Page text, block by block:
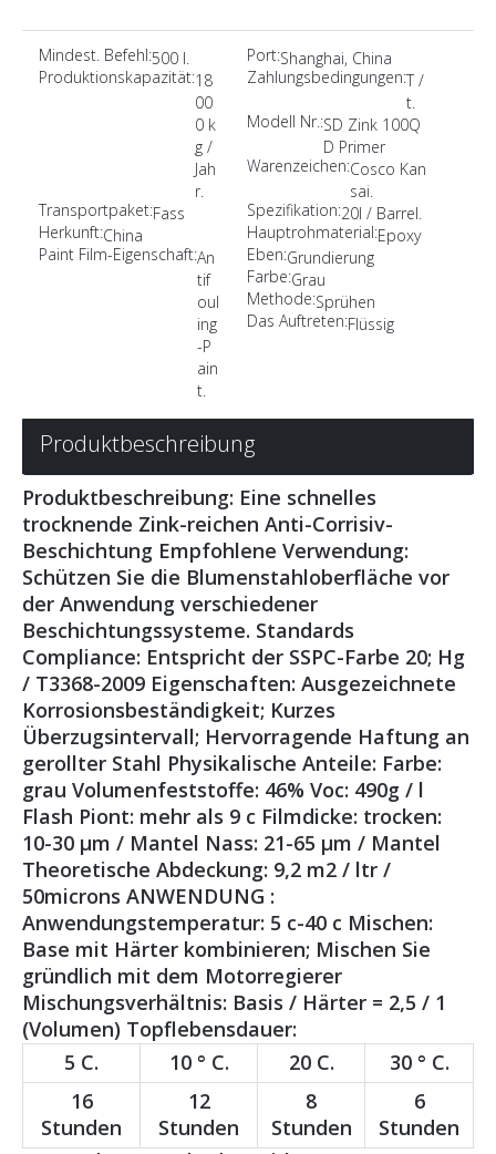
Mindest. Befehl:500 l. Port:Shanghai, China
Produktionskapazität:18
00
0 k
g /
Jah
r.
Zahlungsbedingungen:T /
t.
Modell Nr.:SD Zink 100Q
D Primer
Warenzeichen:Cosco Kan
sai.
Transportpaket:Fass Spezifikation:20l / Barrel.
Herkunft:China Hauptrohmaterial:Epoxy
Paint Film-Eigenschaft:An
tif
oul
ing
-P
ain
t.
Eben:Grundierung
Farbe:Grau
Methode:Sprühen
Das Auftreten:Flüssig
Produktbeschreibung
Produktbeschreibung: Eine schnelles
trocknende Zink-reichen Anti-Corrisiv-
Beschichtung Empfohlene Verwendung:
Schützen Sie die Blumenstahloberfläche vor
der Anwendung verschiedener
Beschichtungssysteme. Standards
Compliance: Entspricht der SSPC-Farbe 20; Hg
/ T3368-2009 Eigenschaften: Ausgezeichnete
Korrosionsbeständigkeit; Kurzes
Überzugsintervall; Hervorragende Haftung an
gerollter Stahl Physikalische Anteile: Farbe:
grau Volumenfeststoffe: 46% Voc: 490g / l
Flash Piont: mehr als 9 c Filmdicke: trocken:
10-30 μm / Mantel Nass: 21-65 μm / Mantel
Theoretische Abdeckung: 9,2 m2 / ltr /
50microns ANWENDUNG :
Anwendungstemperatur: 5 c-40 c Mischen:
Base mit Härter kombinieren; Mischen Sie
gründlich mit dem Motorregierer
Mischungsverhältnis: Basis / Härter = 2,5 / 1
(Volumen) Topflebensdauer:
5 C.
10 ° C. 20 C.
30 ° C.
16
Stunden
12
Stunden
8
Stunden
6
Stunden